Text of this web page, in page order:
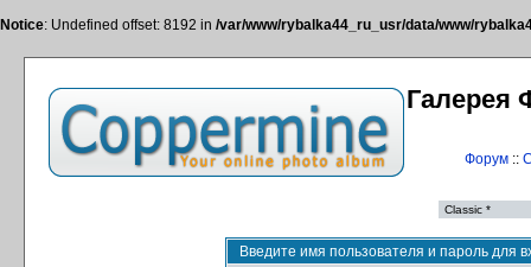
Notice: Undefined offset: 8192 in /var/www/rybalka44_ru_usr/data/www/
Галерея
Форум::
Введите имя пользователя и пароль для